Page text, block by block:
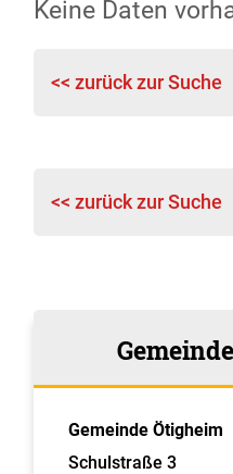
Keine Daten
<< zurück zur Suche
<< zurück zur Suche
Gemeinde Ötigheim
Schulstraße 3